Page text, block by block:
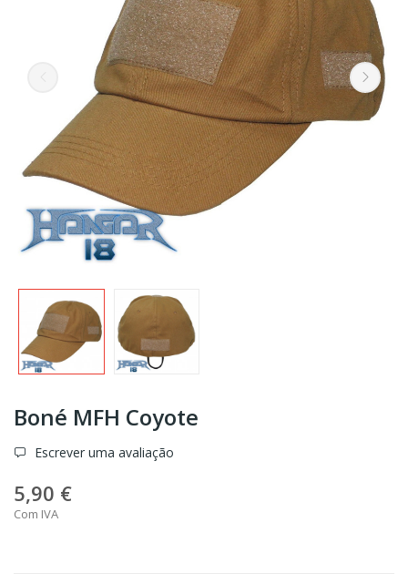
Boné MFH Coyote
Escrever uma avaliação
5,90 €
Com IVA